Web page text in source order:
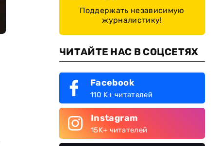
Поддержать независимую
журналистику!
ЧИТАЙТЕ НАС В СОЦСЕТЯХ
Facebook
110 K+ читателей
Instagram
15K+ читателей